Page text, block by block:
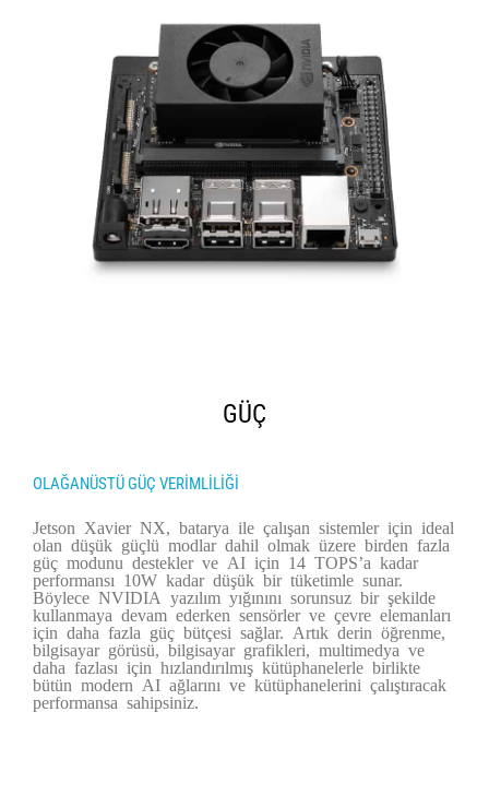
GÜÇ
OLAĞANÜSTÜ GÜÇ VERİMLİLİĞİ
Jetson Xavier NX, batarya ile çalışan sistemler için ideal
olan düşük güçlü modlar dahil olmak üzere birden fazla
güç modunu destekler ve AI için 14 TOPS’a kadar
performansı 10W kadar düşük bir tüketimle sunar.
Böylece NVIDIA yazılım yığınını sorunsuz bir şekilde
kullanmaya devam ederken sensörler ve çevre elemanları
için daha fazla güç bütçesi sağlar. Artık derin öğrenme,
bilgisayar görüsü, bilgisayar grafikleri, multimedya ve
daha fazlası için hızlandırılmış kütüphanelerle birlikte
bütün modern AI ağlarını ve kütüphanelerini çalıştıracak
performansa sahipsiniz.